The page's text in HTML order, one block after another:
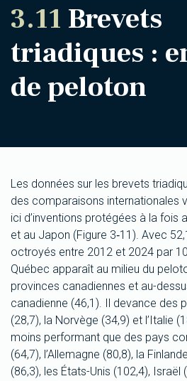
3.11 Brevets
triadiques :
de peloton
Les données sur les brevets
des comparaisons internationales
ici d’inventions protégées à la fois
et au Japon (Figure 3‑11). Avec
octroyés entre 2012 et 2024 par
Québec apparaît au milieu du
provinces canadiennes et au-
canadienne (46,1). Il devance des
(28,7), la Norvège (34,9) et l’Italie
moins performant que des pays
(64,7), l’Allemagne (80,8), la
(86,3), les États-Unis (102,4), Israël